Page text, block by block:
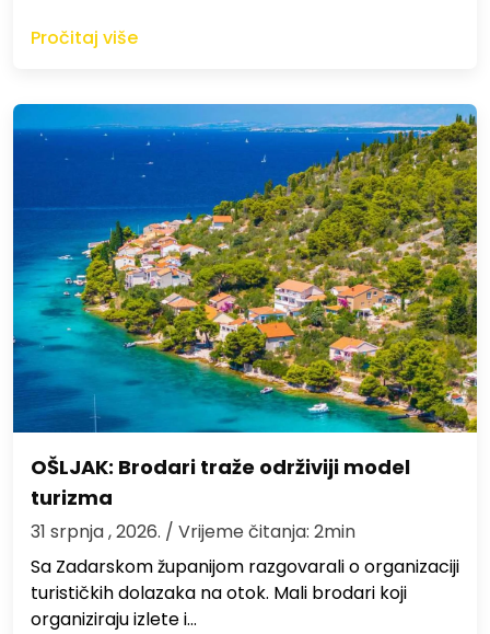
Pročitaj više
OŠLJAK: Brodari traže održiviji model
turizma
31 srpnja , 2026. / Vrijeme čitanja: 2min
Sa Zadarskom županijom razgovarali o organizaciji
turističkih dolazaka na otok. Mali brodari koji
organiziraju izlete i…